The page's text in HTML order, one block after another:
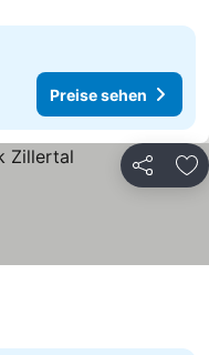
Preise sehen
Teilen
sehen
sehen